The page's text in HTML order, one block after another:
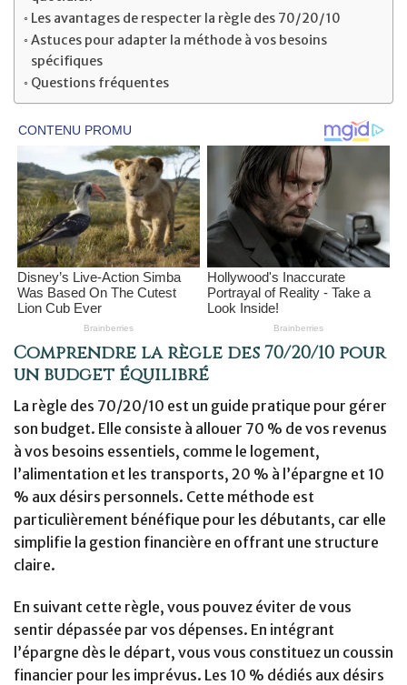
Les avantages de respecter la règle des 70/20/10
Astuces pour adapter la méthode à vos besoins
spécifiques
Questions fréquentes
Comprendre la règle des 70/20/10 pour
un budget équilibré
La règle des 70/20/10 est un guide pratique pour gérer
son budget. Elle consiste à allouer 70 % de vos revenus
à vos besoins essentiels, comme le logement,
l’alimentation et les transports, 20 % à l’épargne et 10
% aux désirs personnels. Cette méthode est
particulièrement bénéfique pour les débutants, car elle
simplifie la gestion financière en offrant une structure
claire.
En suivant cette règle, vous pouvez éviter de vous
sentir dépassée par vos dépenses. En intégrant
l’épargne dès le départ, vous vous constituez un coussin
financier pour les imprévus. Les 10 % dédiés aux désirs